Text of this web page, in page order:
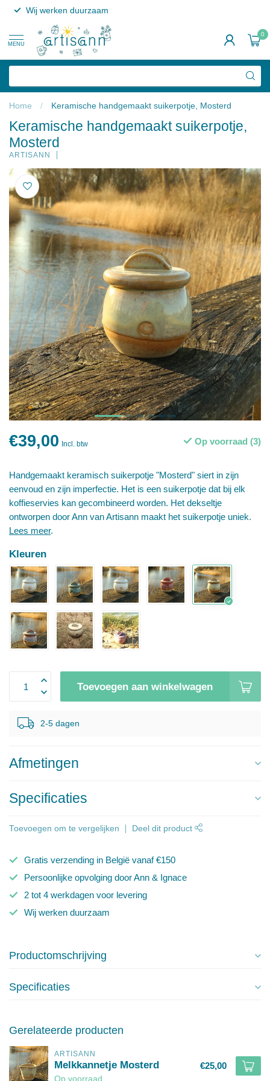
Wij werken duurzaam
MENU
0
Home / Keramische handgemaakt suikerpotje, Mosterd
Keramische handgemaakt suikerpotje,
Mosterd
ARTISANN
€39,00 Incl. btw Op voorraad (3)
Handgemaakt keramisch suikerpotje "Mosterd" siert in zijn
eenvoud en zijn imperfectie. Het is een suikerpotje dat bij elk
koffieservies kan gecombineerd worden. Het dekseltje
ontworpen door Ann van Artisann maakt het suikerpotje uniek.
Lees meer.
Kleuren
Toevoegen aan winkelwagen
2-5 dagen
Afmetingen
Specificaties
Toevoegen om te vergelijken Deel dit product
Gratis verzending in België vanaf €150
Persoonlijke opvolging door Ann & Ignace
2 tot 4 werkdagen voor levering
Wij werken duurzaam
Productomschrijving
Specificaties
Gerelateerde producten
ARTISANN
Melkkannetje Mosterd
Op voorraad
€25,00